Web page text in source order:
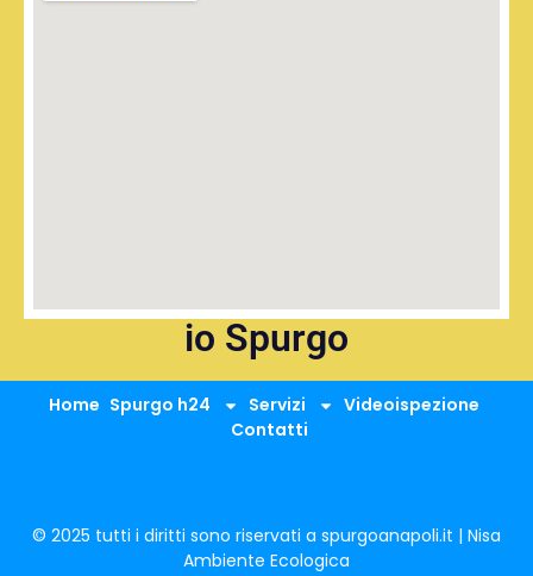
io Spurgo
Home Spurgo h24 Servizi
Videoispezione
Contatti
© 2025 tutti i diritti sono riservati a spurgoanapoli.it | Nisa
Ambiente Ecologica